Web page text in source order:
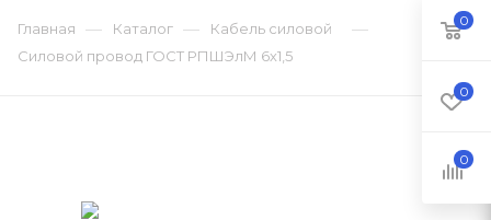
Главная — Каталог — Кабель силовой —
Силовой провод ГОСТ РПШЭлМ 6х1,5
0
0
0